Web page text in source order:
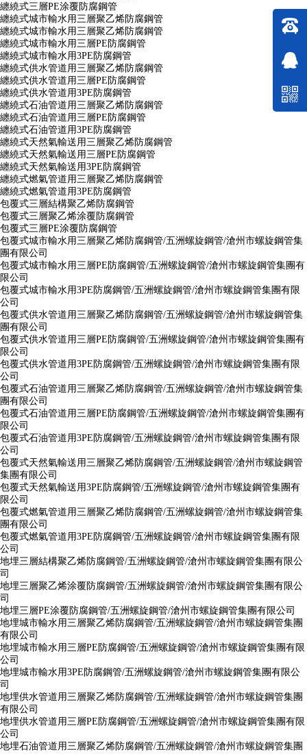
纏繞式三層PE涂覆防腐鋼管
纏繞式城市輸水用三層聚乙烯防腐鋼管
纏繞式城市輸水用三層聚乙烯防腐鋼管
纏繞式城市輸水用三層PE防腐鋼管
纏繞式城市輸水用3PE防腐鋼管
纏繞式供水管道用三層聚乙烯防腐鋼管
纏繞式供水管道用三層PE防腐鋼管
纏繞式供水管道用3PE防腐鋼管
纏繞式石油管道用三層聚乙烯防腐鋼管
纏繞式石油管道用三層PE防腐鋼管
纏繞式石油管道用3PE防腐鋼管
纏繞式天然氣輸送用三層聚乙烯防腐鋼管
纏繞式天然氣輸送用三層PE防腐鋼管
纏繞式天然氣輸送用3PE防腐鋼管
纏繞式燃氣管道用三層聚乙烯防腐鋼管
纏繞式燃氣管道用3PE防腐鋼管
包覆式三層結構聚乙烯防腐鋼管
包覆式三層聚乙烯涂覆防腐鋼管
包覆式三層PE涂覆防腐鋼管
包覆式城市輸水用三層聚乙烯防腐鋼管/五洲螺旋鋼管/滄州市螺旋鋼管集
團有限公司
包覆式城市輸水用三層PE防腐鋼管/五洲螺旋鋼管/滄州市螺旋鋼管集團有
限公司
包覆式城市輸水用3PE防腐鋼管/五洲螺旋鋼管/滄州市螺旋鋼管集團有限
公司
包覆式供水管道用三層聚乙烯防腐鋼管/五洲螺旋鋼管/滄州市螺旋鋼管集
團有限公司
包覆式供水管道用三層PE防腐鋼管/五洲螺旋鋼管/滄州市螺旋鋼管集團有
限公司
包覆式供水管道用3PE防腐鋼管/五洲螺旋鋼管/滄州市螺旋鋼管集團有限
公司
包覆式石油管道用三層聚乙烯防腐鋼管/五洲螺旋鋼管/滄州市螺旋鋼管集
團有限公司
包覆式石油管道用三層PE防腐鋼管/五洲螺旋鋼管/滄州市螺旋鋼管集團有
限公司
包覆式石油管道用3PE防腐鋼管/五洲螺旋鋼管/滄州市螺旋鋼管集團有限
公司
包覆式天然氣輸送用三層聚乙烯防腐鋼管/五洲螺旋鋼管/滄州市螺旋鋼管
集團有限公司
包覆式天然氣輸送用3PE防腐鋼管/五洲螺旋鋼管/滄州市螺旋鋼管集團有
限公司
包覆式燃氣管道用三層聚乙烯防腐鋼管/五洲螺旋鋼管/滄州市螺旋鋼管集
團有限公司
包覆式燃氣管道用3PE防腐鋼管/五洲螺旋鋼管/滄州市螺旋鋼管集團有限
公司
地埋三層結構聚乙烯防腐鋼管/五洲螺旋鋼管/滄州市螺旋鋼管集團有限公
司
地埋三層聚乙烯涂覆防腐鋼管/五洲螺旋鋼管/滄州市螺旋鋼管集團有限公
司
地埋三層PE涂覆防腐鋼管/五洲螺旋鋼管/滄州市螺旋鋼管集團有限公司
地埋城市輸水用三層聚乙烯防腐鋼管/五洲螺旋鋼管/滄州市螺旋鋼管集團
有限公司
地埋城市輸水用三層PE防腐鋼管/五洲螺旋鋼管/滄州市螺旋鋼管集團有限
公司
地埋城市輸水用3PE防腐鋼管/五洲螺旋鋼管/滄州市螺旋鋼管集團有限公
司
地埋供水管道用三層聚乙烯防腐鋼管/五洲螺旋鋼管/滄州市螺旋鋼管集團
有限公司
地埋供水管道用三層PE防腐鋼管/五洲螺旋鋼管/滄州市螺旋鋼管集團有限
公司
地埋石油管道用三層聚乙烯防腐鋼管/五洲螺旋鋼管/滄州市螺旋鋼管集團